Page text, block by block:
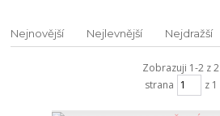
Nejnovější Nejlevnější Nejdražší
Zobrazuji 1-2 z 2
strana
z 1